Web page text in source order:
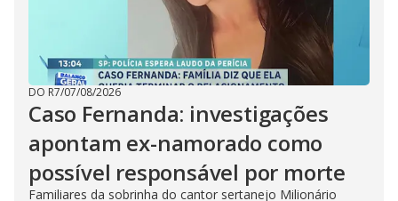
DO R7/07/08/2026
Caso Fernanda: investigações
apontam ex-namorado como
possível responsável por morte
Familiares da sobrinha do cantor sertanejo Milionário